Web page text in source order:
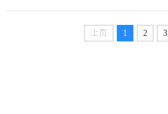
调，本次拟接收的预...
上页 1 2 3